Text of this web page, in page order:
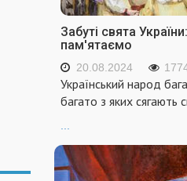
Забуті свята
пам'ятаємо
20.08.2024
Український народ
багато з яких сягають
...